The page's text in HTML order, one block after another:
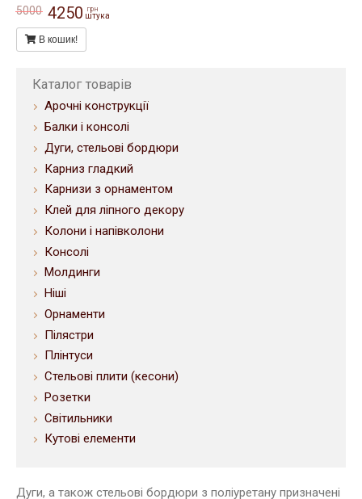
5000 4250 грн
штука
В кошик!
Каталог товарів
Арочні конструкції
Балки і консолі
Дуги, стельові бордюри
Карниз гладкий
Карнизи з орнаментом
Клей для ліпного декору
Колони і напівколони
Консолі
Молдинги
Ніші
Орнаменти
Пілястри
Плінтуси
Стельові плити (кесони)
Розетки
Світильники
Кутові елементи
Дуги, а також стельові бордюри з поліуретану призначені